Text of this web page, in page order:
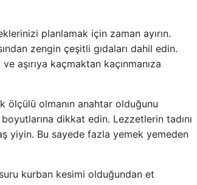
planlamak için zaman ayırın.
zengin çeşitli gıdaları dahil edin.
aşırıya kaçmaktan kaçınmanıza
ölçülü olmanın anahtar olduğunu
dikkat edin. Lezzetlerin tadını
yiyin. Bu sayede fazla yemek yemeden
kurban kesimi olduğundan et